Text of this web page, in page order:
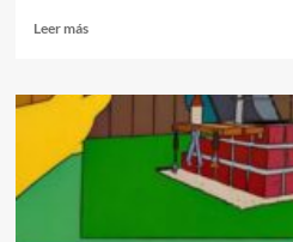
Leer másRead
Se
cumplen
40